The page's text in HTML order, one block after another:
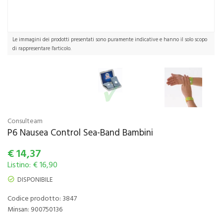
Le immagini dei prodotti presentati sono puramente indicative e hanno il solo scopo
di rappresentare l'articolo.
Consulteam
P6 Nausea Control Sea-Band Bambini
€14,37
Listino: € 16,90
DISPONIBILE
Codice prodotto: 3847
Minsan: 900750136